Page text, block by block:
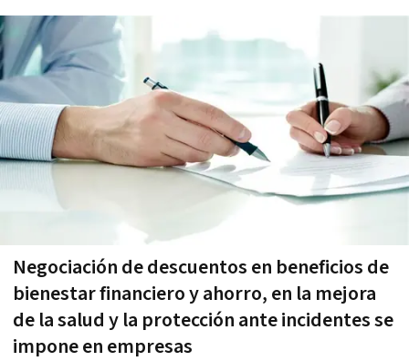
Negociación de descuentos en beneficios de
bienestar financiero y ahorro, en la mejora
de la salud y la protección ante incidentes se
impone en empresas